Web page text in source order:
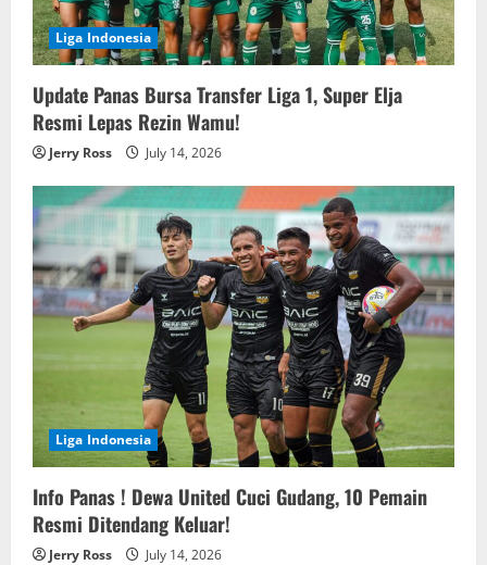
Liga Indonesia
Update Panas Bursa Transfer Liga 1, Super Elja
Resmi Lepas Rezin Wamu!
Jerry Ross July 14, 2026
Liga Indonesia
Info Panas ! Dewa United Cuci Gudang, 10 Pemain
Resmi Ditendang Keluar!
Jerry Ross July 14, 2026